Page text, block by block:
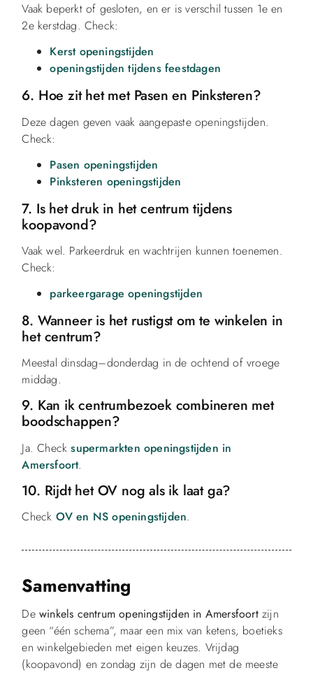
Vaak beperkt of gesloten, en er is verschil tussen 1e en
2e kerstdag. Check:
Kerst openingstijden
openingstijden tijdens feestdagen
6. Hoe zit het met Pasen en Pinksteren?
Deze dagen geven vaak aangepaste openingstijden.
Check:
Pasen openingstijden
Pinksteren openingstijden
7. Is het druk in het centrum tijdens
koopavond?
Vaak wel. Parkeerdruk en wachtrijen kunnen toenemen.
Check:
parkeergarage openingstijden
8. Wanneer is het rustigst om te winkelen in
het centrum?
Meestal dinsdag–donderdag in de ochtend of vroege
middag.
9. Kan ik centrumbezoek combineren met
boodschappen?
Ja. Checksupermarkten openingstijden in
Amersfoort.
10. Rijdt het OV nog als ik laat ga?
Check OV en NS openingstijden.
Samenvatting
De winkels centrum openingstijden in Amersfoortzijn
geen “één schema”, maar een mix van ketens, boetieks
en winkelgebieden met eigen keuzes. Vrijdag
(koopavond) en zondag zijn de dagen met de meeste